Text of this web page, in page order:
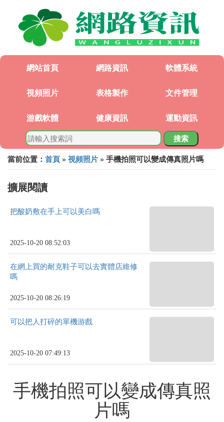
網站首頁 網路資訊 軟體系統
視頻照片 表格製作 文件管理
游戲軟體 健康資訊 運動資訊
搜索
當前位置： 首頁 » 視頻照片 » 手機拍照可以變成傳真照片嗎
擴展閱讀
把酸奶敷在手上可以美白嗎
2025-10-20 08:52:03
在網上買的耐克鞋子可以去實體店維修
嗎
2025-10-20 08:26:19
可以把人打碎的單機游戲
2025-10-20 07:49:13
手機拍照可以變成傳真照
片嗎